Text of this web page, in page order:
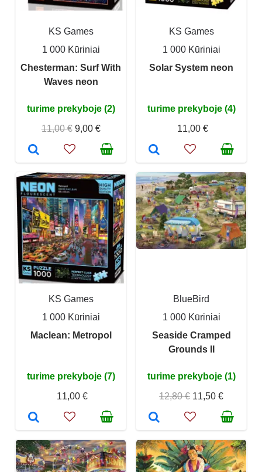
KS Games
1 000 Kūriniai
Chesterman: Surf With
Waves neon
turime prekyboje (2)
11,00 € 9,00 €
KS Games
1 000 Kūriniai
Solar System neon
turime prekyboje (4)
11,00 €
KS Games
1 000 Kūriniai
Maclean: Metropol
turime prekyboje (7)
11,00 €
BlueBird
1 000 Kūriniai
Seaside Cramped
Grounds II
turime prekyboje (1)
12,80 € 11,50 €